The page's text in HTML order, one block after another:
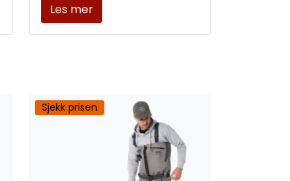
Les mer
Sjekk prisen